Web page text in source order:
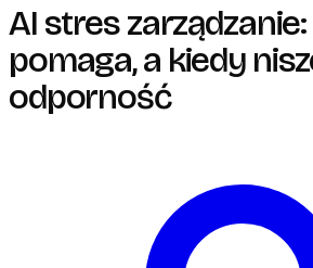
AI stres
pomaga, a kiedy
odporność